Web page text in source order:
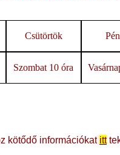
Csütörtök
Szombat 10 óra
kötődő információkat itt